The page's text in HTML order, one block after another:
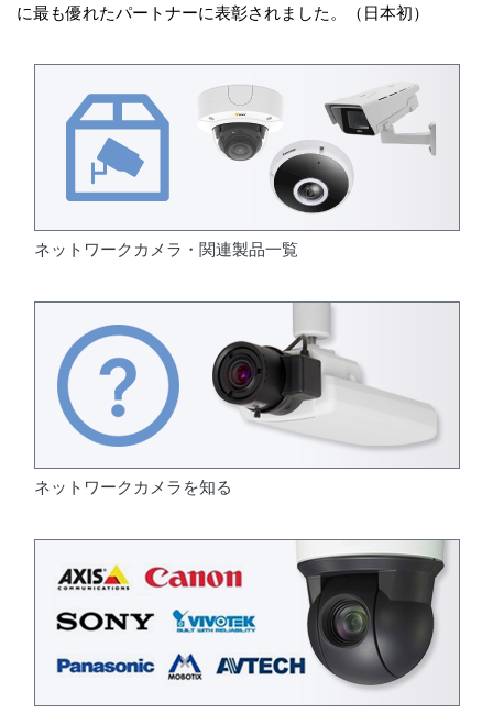
に最も優れたパートナーに表彰されました。（日本初）
ネットワークカメラ・関連製品一覧
ネットワークカメラを知る